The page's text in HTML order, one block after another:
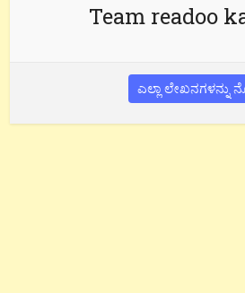
Team readoo
ಎಲ್ಲಾ ಲೇಖನಗಳನ್ನು